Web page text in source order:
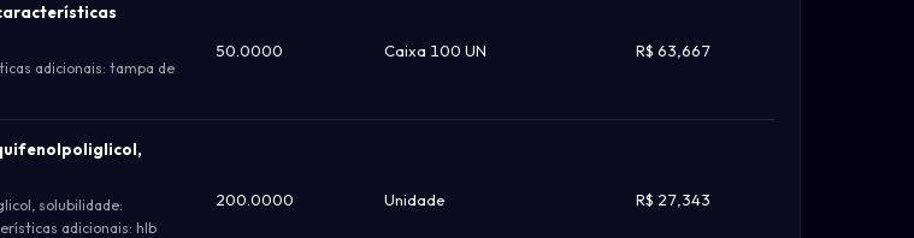
adicionais: tampa de
50.0000 Caixa 100 UN R$ 63,667
solubilidade:
adicionais: hlb
200.0000 Unidade R$ 27,343